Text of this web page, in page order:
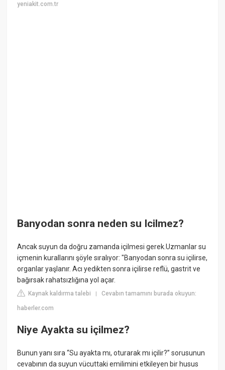
yeniakit.com.tr
Banyodan sonra neden su Icilmez?
Ancak suyun da doğru zamanda içilmesi gerek.Uzmanlar su
içmenin kurallarını şöyle sıralıyor: "Banyodan sonra su içilirse,
organlar yaşlanır. Acı yedikten sonra içilirse reflü, gastrit ve
bağırsak rahatsızlığına yol açar.
Kaynak kaldırma talebi |Cevabın tamamını burada okuyun:
haberler.com
Niye Ayakta su içilmez?
Bunun yanı sıra “Su ayakta mı, oturarak mı içilir?” sorusunun
cevabının da suyun vücuttaki emilimini etkileyen bir husus